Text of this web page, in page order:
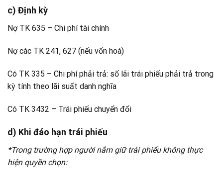
c) Định kỳ
Nợ TK 635 – Chi phí tài chính
Nợ các TK 241, 627 (nếu vốn hoá)
Có TK 335 – Chi phí phải trả: số lãi trái phiếu phải trả trong
kỳ tính theo lãi suất danh nghĩa
Có TK 3432 – Trái phiếu chuyển đổi
d) Khi đáo hạn trái phiếu
*Trong trường hợp người nắm giữ trái phiếu không thực
hiện quyền chọn: